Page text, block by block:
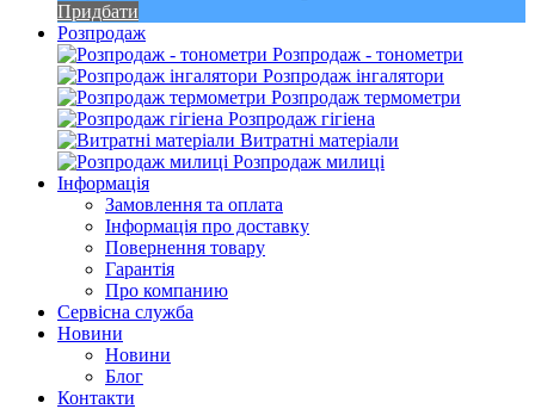
Придбати
Розпродаж
Розпродаж - тонометри
Розпродаж інгалятори
Розпродаж термометри
Розпродаж гігіена
Витратні матеріали
Розпродаж милиці
Інформація
Замовлення та оплата
Інформація про доставку
Повернення товару
Гарантія
Про компанию
Сервісна служба
Новини
Новини
Блог
Контакти